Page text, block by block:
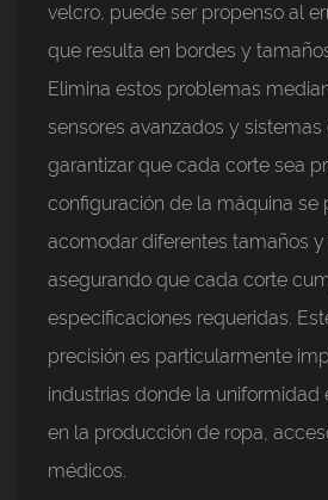
velcro, puede ser propenso al
que resulta en bordes y
Elimina estos problemas
sensores avanzados y
garantizar que cada corte sea
configuración de la máquina se
acomodar diferentes tamaños y
asegurando que cada corte
especificaciones requeridas.
precisión es particularmente
industrias donde la uniformidad
en la producción de ropa,
médicos.